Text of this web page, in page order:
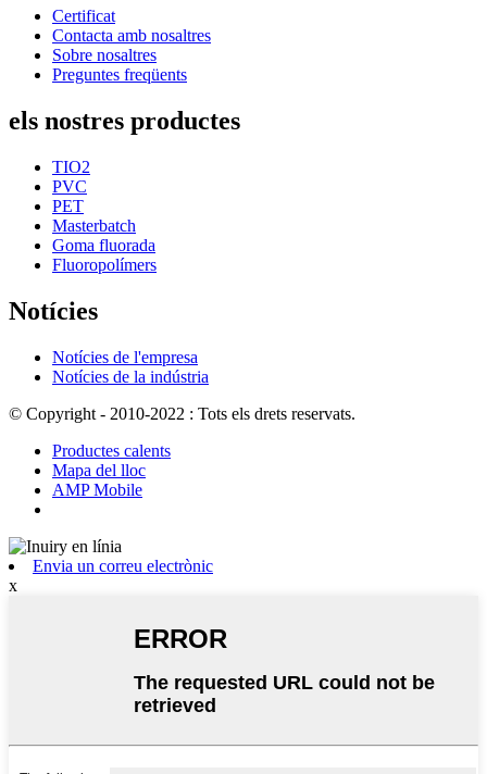
Certificat
Contacta amb nosaltres
Sobre nosaltres
Preguntes freqüents
els nostres productes
TIO2
PVC
PET
Masterbatch
Goma fluorada
Fluoropolímers
Notícies
Notícies de l'empresa
Notícies de la indústria
© Copyright - 2010-2022 : Tots els drets reservats.
Productes calents
Mapa del lloc
AMP Mobile
Envia un correu electrònic
x